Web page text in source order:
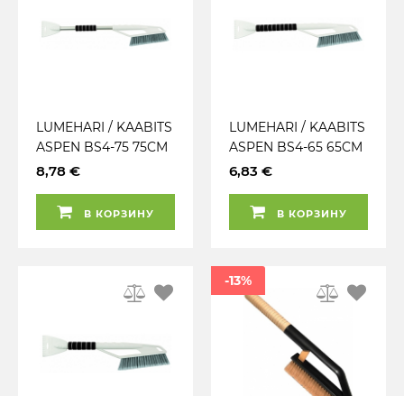
LUMEHARI / KAABITS
ASPEN BS4-75 75CM
VERSACO
8,78 €
В КОРЗИНУ
LUMEHARI / KAABITS
ASPEN BS4-65 65CM
VERSACO
6,83 €
В КОРЗИНУ
-13%